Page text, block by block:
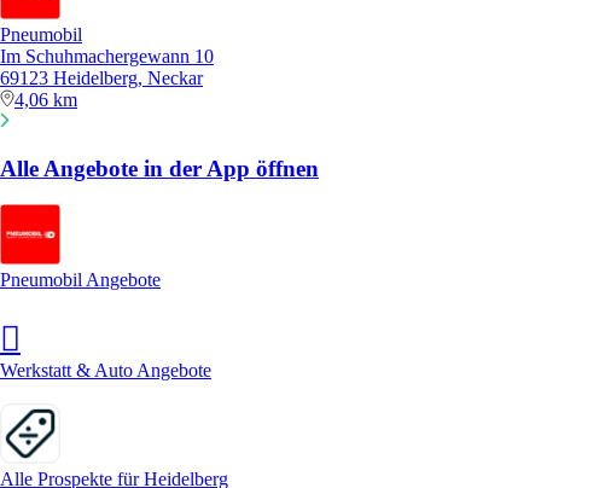
Pneumobil
Im Schuhmachergewann 10
69123 Heidelberg, Neckar
4,06 km
Alle Angebote in der App öffnen
Pneumobil Angebote
Werkstatt & Auto Angebote
Alle Prospekte für Heidelberg